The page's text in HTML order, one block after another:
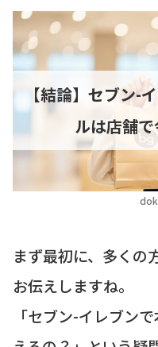
【結論】セブン-
ルは店舗で
まず最初に、多くの
お伝えしますね。
「セブン-イレブン